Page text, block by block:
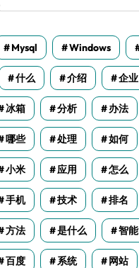
Mysql Windows
什么 介绍 企业
冰箱 分析 办法
哪些 处理 如何
小米 应用 怎么
手机 技术 排名
方法 是什么 智能
百度 系统 网站